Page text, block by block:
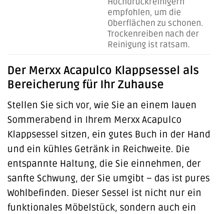
empfohlen, um die
Oberflächen zu schonen.
Trockenreiben nach der
Reinigung ist ratsam.
Der Merxx Acapulco Klappsessel als
Bereicherung für Ihr Zuhause
Stellen Sie sich vor, wie Sie an einem lauen
Sommerabend in Ihrem Merxx Acapulco
Klappsessel sitzen, ein gutes Buch in der Hand
und ein kühles Getränk in Reichweite. Die
entspannte Haltung, die Sie einnehmen, der
sanfte Schwung, der Sie umgibt – das ist pures
Wohlbefinden. Dieser Sessel ist nicht nur ein
funktionales Möbelstück, sondern auch ein